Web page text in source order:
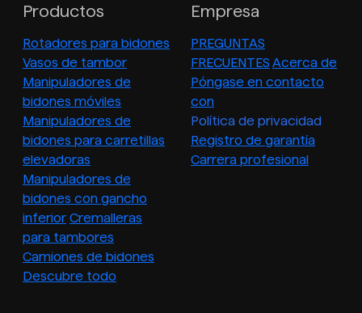
Productos
Rotadores para bidones
Vasos de tambor
Manipuladores de
bidones móviles
Manipuladores de
bidones para carretillas
elevadoras
Manipuladores de
bidones con gancho
inferior Cremalleras
para tambores
Camiones de bidones
Descubre todo
Empresa
PREGUNTAS
FRECUENTES Acerca de
Póngase en contacto
con
Política de privacidad
Registro de garantía
Carrera profesional